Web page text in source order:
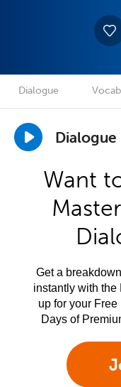
Dialogue
Dialogue
Want
Get a
instantly with
up for your
Days of